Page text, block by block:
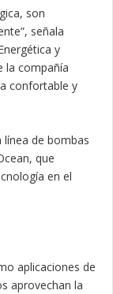
son
señala
y
la compañía
confortable y
línea de bombas
que
en el
aplicaciones de
aprovechan la